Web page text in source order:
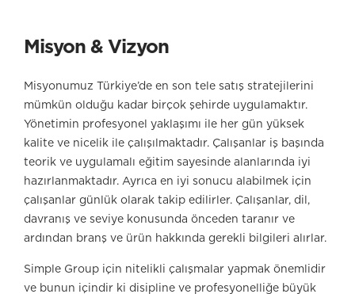
Misyon & Vizyon
Misyonumuz Türkiye’de en son tele satış stratejilerini
mümkün olduğu kadar birçok şehirde uygulamaktır.
Yönetimin profesyonel yaklaşımı ile her gün yüksek
kalite ve nicelik ile çalışılmaktadır. Çalışanlar iş başında
teorik ve uygulamalı eğitim sayesinde alanlarında iyi
hazırlanmaktadır. Ayrıca en iyi sonucu alabilmek için
çalışanlar günlük olarak takip edilirler. Çalışanlar, dil,
davranış ve seviye konusunda önceden taranır ve
ardından branş ve ürün hakkında gerekli bilgileri alırlar.
Simple Group için nitelikli çalışmalar yapmak önemlidir
ve bunun içindir ki disipline ve profesyonelliğe büyük